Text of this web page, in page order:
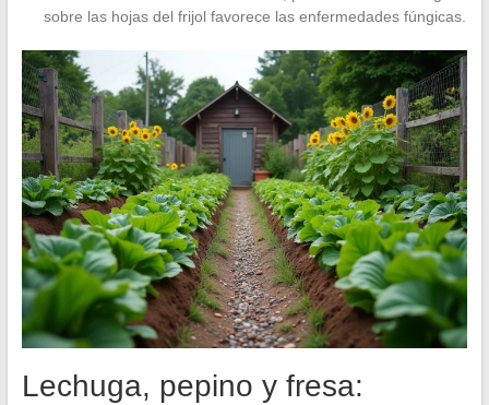
sobre las hojas del frijol favorece las enfermedades fúngicas.
Lechuga, pepino y fresa: